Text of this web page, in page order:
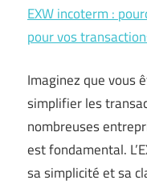
EXW incoterm :
pour vos
Imaginez que vous
simplifier les
nombreuses
est fondamental.
sa simplicité et sa